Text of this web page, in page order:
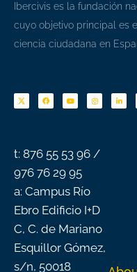
Ibercivis es la fundación
cuyo objetivo principal es
ciencia ciudadana en
c
e
b
u
t
u
s
t
a
n
k
e
t: 876 55 53 96 /
976 76 29 95
a: Campus Río
Ebro Edificio I+D
C, C. de Mariano
Esquillor Gómez,
s/n, 50018